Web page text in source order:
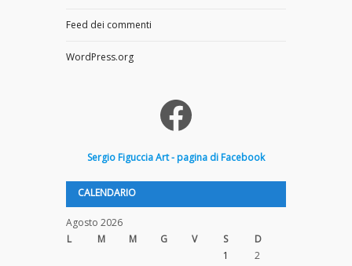
Feed dei commenti
WordPress.org
Facebook
SergioFigucciaArt - pagina di Facebook
CALENDARIO
Agosto 2026
L
M M G V S
D
1
2